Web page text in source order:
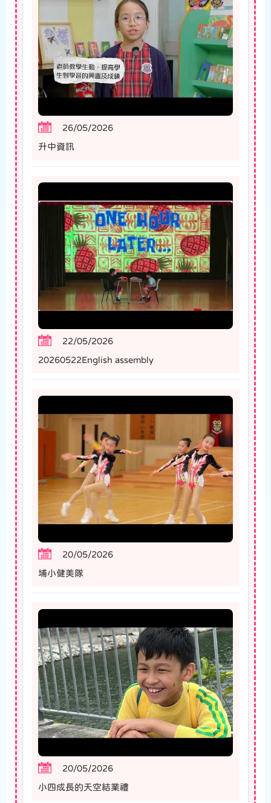
26/05/2026
升中資訊
22/05/2026
20260522English assembly
20/05/2026
埔小健美隊
20/05/2026
小四成長的天空結業禮